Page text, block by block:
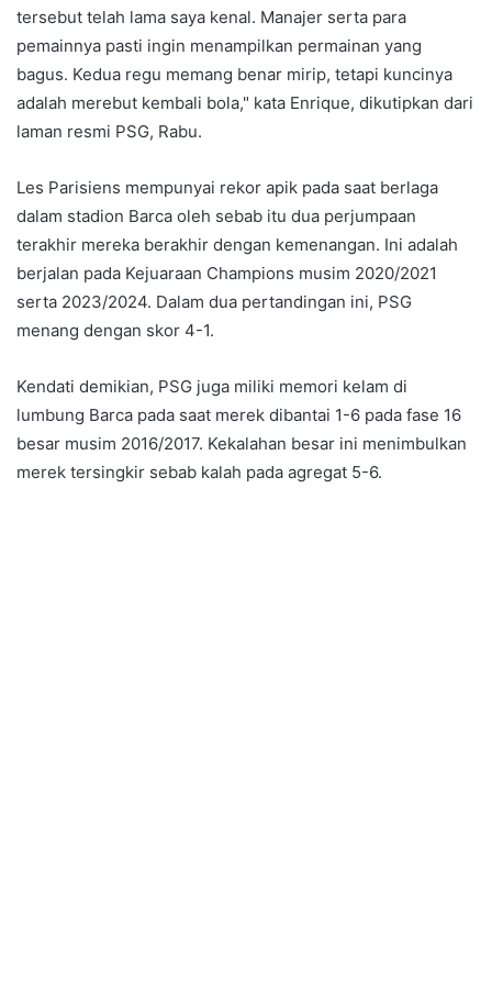
tersebut telah lama saya kenal. Manajer serta para
pemainnya pasti ingin menampilkan permainan yang
bagus. Kedua regu memang benar mirip, tetapi kuncinya
adalah merebut kembali bola," kata Enrique, dikutipkan dari
laman resmi PSG, Rabu.
Les Parisiens mempunyai rekor apik pada saat berlaga
dalam stadion Barca oleh sebab itu dua perjumpaan
terakhir mereka berakhir dengan kemenangan. Ini adalah
berjalan pada Kejuaraan Champions musim 2020/2021
serta 2023/2024. Dalam dua pertandingan ini, PSG
menang dengan skor 4-1.
Kendati demikian, PSG juga miliki memori kelam di
lumbung Barca pada saat merek dibantai 1-6 pada fase 16
besar musim 2016/2017. Kekalahan besar ini menimbulkan
merek tersingkir sebab kalah pada agregat 5-6.